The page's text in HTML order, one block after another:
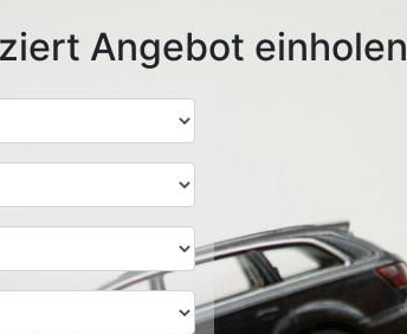
Angebot einholen